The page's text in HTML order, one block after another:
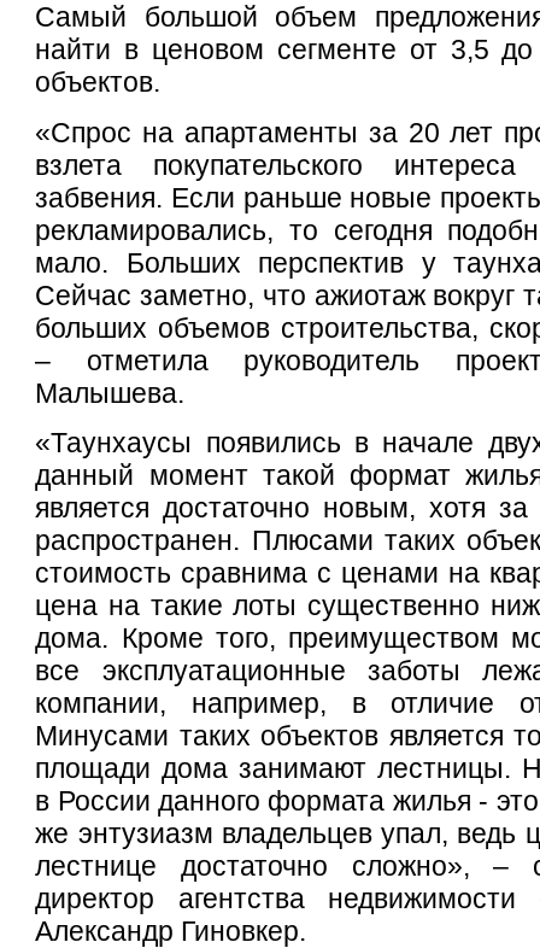
Самый большой объем
найти в ценовом сегменте от 3,5
объектов.
«Спрос на апартаменты за 20 лет
взлета покупательского
забвения. Если раньше новые
рекламировались, то сегодня
мало. Больших перспектив у
Сейчас заметно, что ажиотаж вокруг
больших объемов строительства,
– отметила руководитель
Малышева.
«Таунхаусы появились в начале
данный момент такой формат
является достаточно новым, хотя
распространен. Плюсами таких
стоимость сравнима с ценами на
цена на такие лоты существенно
дома. Кроме того, преимуществом
все эксплуатационные заботы
компании, например, в отличие
Минусами таких объектов является
площади дома занимают лестницы.
в России данного формата жилья -
же энтузиазм владельцев упал, ведь
лестнице достаточно сложно», –
директор агентства
Александр Гиновкер.